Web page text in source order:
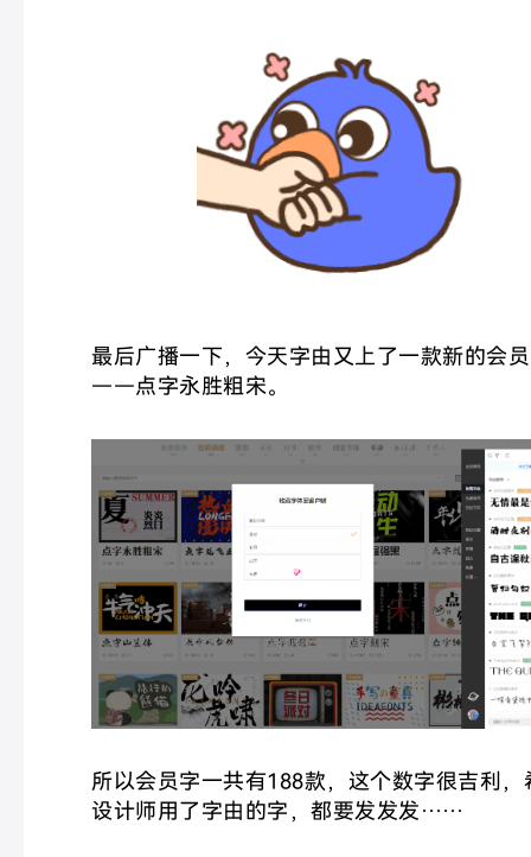
最后广播一下，今天字由又上了一款新的会
——点字永胜粗宋。
所以会员字一共有188款，这个数字很吉利，
设计师用了字由的字，都要发发发……